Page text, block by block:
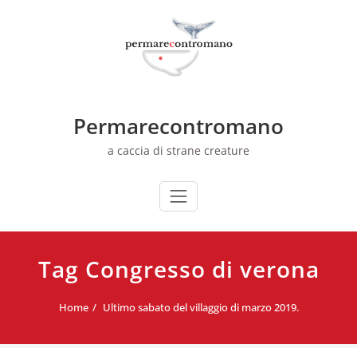
Permarecontromano
a caccia di strane creature
Tag Congresso di verona
Home Ultimo sabato del villaggio di marzo 2019.